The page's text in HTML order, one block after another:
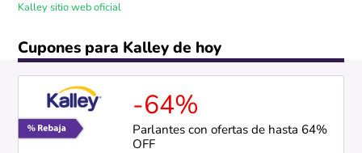
Kalley sitio web oficial
Cupones para Kalley de hoy
-64%
Parlantes con ofertas de hasta 64%
OFF